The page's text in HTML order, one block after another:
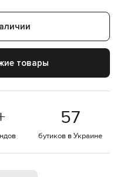
товары
57
бутиков в Украине